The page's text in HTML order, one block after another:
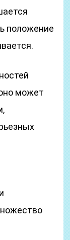
положение
может